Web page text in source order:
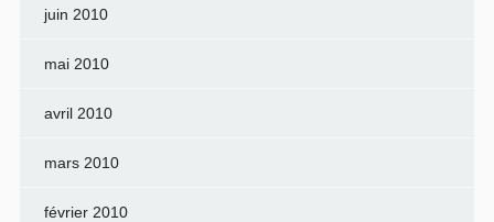
juin 2010
mai 2010
avril 2010
mars 2010
février 2010